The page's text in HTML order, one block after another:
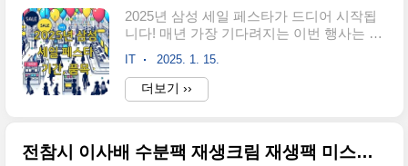
매력적인 가격과 보조금BYD 아토3의 가장
큰 강점은 바로 가격입니다. 기본형 모델은
3,150만원(또는 3,190만원), 상위 트림인 플
로 책정되어 있습니다. 여기에 전기차 보조
2025년 삼성 세일 페스타가 드디어 시작됩
니다! 매년 가장 기다려지는 이번 행사는 절
대 놓칠 수 없는 할인 기회를 제공합니다.
2024년 12월 16일부터 2025년 2월 10일까
지 진행되는 삼성 세일 페스타는 삼성전자
멤버십 고객을 대상으로 다양한 혜택을 제
지 마세요.본 행사는 멤버십 고객을 대상으
IT 2025. 1. 15.
더보기 ››
전참시 이사배 수분팩 재생크림 재생팩 미스트 정보